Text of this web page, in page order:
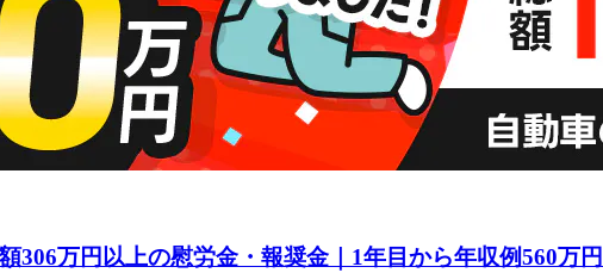
306万円以上の慰労金・報奨金｜1年目から年収例560万